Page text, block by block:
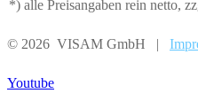
*) alle Preisangaben rein netto,
© 2026 VISAM GmbH |
Youtube